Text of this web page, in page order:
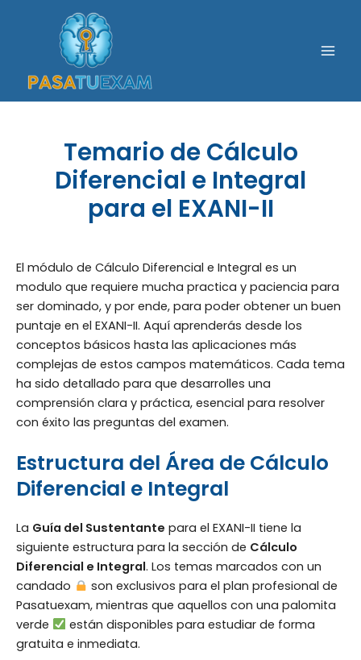
Temario de Cálculo
Diferencial e Integral
para el EXANI-II
El módulo de Cálculo Diferencial e Integral es un
modulo que requiere mucha practica y paciencia para
ser dominado, y por ende, para poder obtener un buen
puntaje en el EXANI-II. Aquí aprenderás desde los
conceptos básicos hasta las aplicaciones más
complejas de estos campos matemáticos. Cada tema
ha sido detallado para que desarrolles una
comprensión clara y práctica, esencial para resolver
con éxito las preguntas del examen.
Estructura del Área de Cálculo
Diferencial e Integral
La Guía del Sustentante para el EXANI-II tiene la
siguiente estructura para la sección de Cálculo
Diferencial e Integral. Los temas marcados con un
candado
son exclusivos para el plan profesional de
Pasatuexam, mientras que aquellos con una palomita
verde
están disponibles para estudiar de forma
gratuita e inmediata.